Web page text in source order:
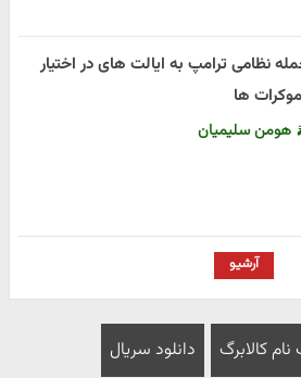
نظامی ترامپ به ایالت های در اختیار
ها
هومن سلیمیان
آرشیو
کالابرگ دانلود سریال